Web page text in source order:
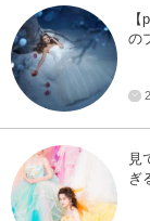
の
見
ぎ